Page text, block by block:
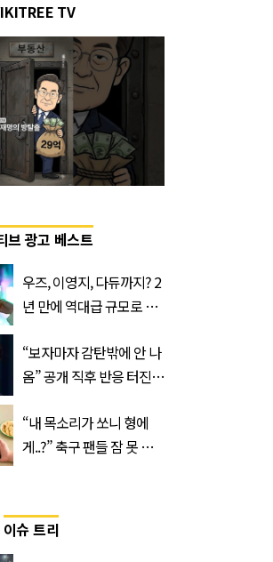
TV
브 광고 베스트
우즈, 이영지, 다듀까지? 2
년 만에 역대급 규모로 돌
벌’
“보자마자 감탄밖에 안 나
옴” 공개 직후 반응 터진
“내 목소리가 쏘니 형에
게..?” 축구 팬들 잠 못 들
이슈 트리